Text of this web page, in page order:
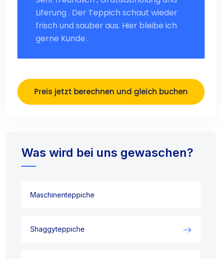
Liferung . Der Teppich schaut wieder
frisch und sauber aus. Hier bleibe ich
gerne Kunde .
Preis jetzt berechnen und gleich buchen
Was wird bei uns gewaschen?
Maschinenteppiche
Shaggyteppiche